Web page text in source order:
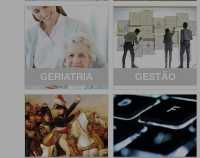
GERIATRIA GESTÃO